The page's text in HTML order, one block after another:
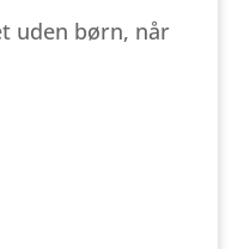
uden børn, når